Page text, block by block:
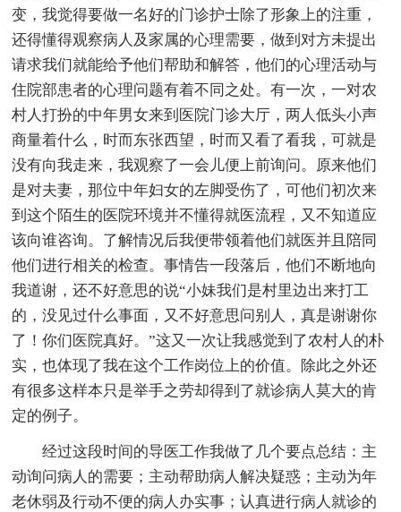
变，我觉得要做一名好的门诊护士除了形象上的注重，
还得懂得观察病人及家属的心理需要，做到对方未提出
请求我们就能给予他们帮助和解答，他们的心理活动与
住院部患者的心理问题有着不同之处。有一次，一对农
村人打扮的中年男女来到医院门诊大厅，两人低头小声
商量着什么，时而东张西望，时而又看了看我，可就是
没有向我走来，我观察了一会儿便上前询问。原来他们
是对夫妻，那位中年妇女的左脚受伤了，可他们初次来
到这个陌生的医院环境并不懂得就医流程，又不知道应
该向谁咨询。了解情况后我便带领着他们就医并且陪同
他们进行相关的检查。事情告一段落后，他们不断地向
我道谢，还不好意思的说“小妹我们是村里边出来打工
的，没见过什么事面，又不好意思问别人，真是谢谢你
了！你们医院真好。”这又一次让我感觉到了农村人的朴
实，也体现了我在这个工作岗位上的价值。除此之外还
有很多这样本只是举手之劳却得到了就诊病人莫大的肯
定的例子。
经过这段时间的导医工作我做了几个要点总结：主
动询问病人的需要；主动帮助病人解决疑惑；主动为年
老休弱及行动不便的病人办实事；认真进行病人就诊的